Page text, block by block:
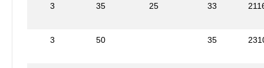
3 35 25 33
3 50 35